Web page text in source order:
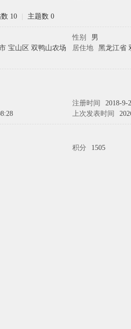
10 主题数 0
性别
男
宝山区 双鸭山农场 居住地
黑龙江省
注册时间
2018-9-
上次发表时间
积分
1505